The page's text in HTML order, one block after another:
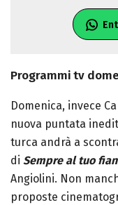
Programmi tv
Domenica, invece
nuova puntata
turca andrà a
di Sempre al tuo
Angiolini. Non
proposte